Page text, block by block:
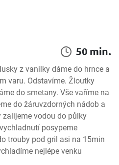
50 min.
z vanilky dáme do hrnce a
varu. Odstavíme. Žloutky
do smetany. Vše vaříme na
do žáruvzdorných nádob a
zalijeme vodou do půlky
posypeme
trouby pod gril asi na 15min
nejlépe venku